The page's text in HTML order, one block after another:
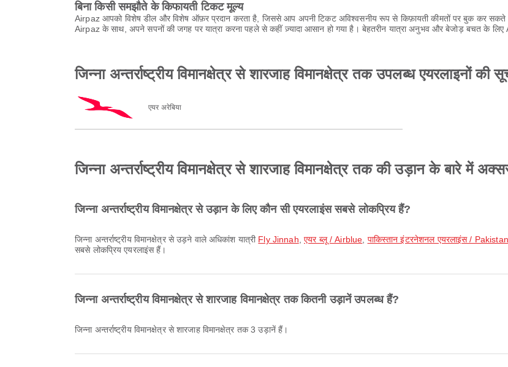
बिना किसी समझौते के किफायती टिकट मूल्य
Airpaz आपको विशेष डील और विशेष ऑफ़र प्रदान करता है, जिससे आप अपनी टिकट अविश्वसनीय रूप से किफ़ायती कीमतों पर बुक कर सकते हैं।
Airpaz के साथ, अपने सपनों की जगह पर यात्रा करना पहले से कहीं ज़्यादा आसान हो गया है। बेहतरीन यात्रा अनुभव और बेजोड़ बचत के
जिन्ना अन्तर्राष्ट्रीय विमानक्षेत्र से शारजाह विमानक्षेत्र तक उपलब्ध एयरलाइनों की
एयर अरेबिया
जिन्ना अन्तर्राष्ट्रीय विमानक्षेत्र से शारजाह विमानक्षेत्र तक की उड़ान के बारे में
जिन्ना अन्तर्राष्ट्रीय विमानक्षेत्र से उड़ान के लिए कौन सी एयरलाइंस सबसे लोकप्रिय हैं?
जिन्ना अन्तर्राष्ट्रीय विमानक्षेत्र से उड़ने वाले अधिकांश यात्री Fly Jinnah ,एयर ब्लू / Airblue पाकिस्तान इंटरनेशनल एयरलाइंस /
सबसे लोकप्रिय एयरलाइंस हैं।
जिन्ना अन्तर्राष्ट्रीय विमानक्षेत्र से शारजाह विमानक्षेत्र तक कितनी उड़ानें उपलब्ध हैं?
जिन्ना अन्तर्राष्ट्रीय विमानक्षेत्र से शारजाह विमानक्षेत्र तक 3 उड़ानें हैं।